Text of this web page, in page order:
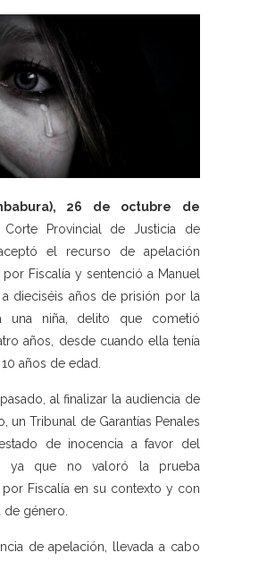
26 de octubre de
Provincial de Justicia de
el recurso de apelación
por Fiscalía y sentenció a Manuel
a dieciséis años de prisión por la
una niña, delito que cometió
años, desde cuando ella tenía
años de edad.
al finalizar la audiencia de
un Tribunal de Garantías Penales
de inocencia a favor del
ya que no valoró la prueba
por Fiscalía en su contexto y con
de género.
de apelación, llevada a cabo